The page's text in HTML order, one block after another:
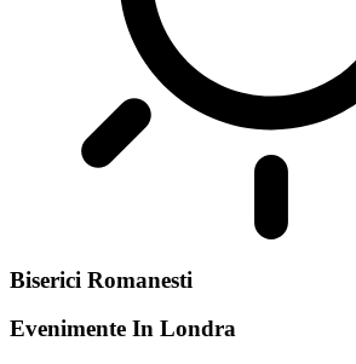
Biserici Romanesti
Evenimente In Londra